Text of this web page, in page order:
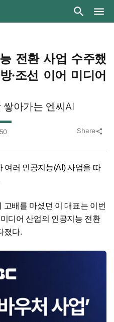
전환 사업 수주했
·조선 이어 미디어
아가는 엔씨AI
Share share
여러 인공지능(AI) 사업을 따
배를 마셨던 이 대표는 이번
디어 산업의 인공지능 전환
졌다.